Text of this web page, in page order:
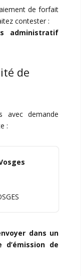
de forfait
contester :
administratif
de
avec demande
:
dans un
de